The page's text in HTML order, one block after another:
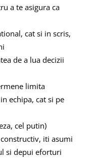
a te asigura ca
cat si in scris,
de a lua decizii
limita
echipa, cat si pe
cel putin)
iti asumi
si depui eforturi